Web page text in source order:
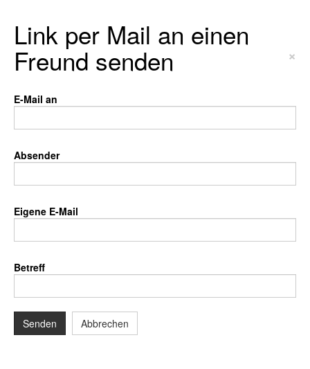
Link per Mail an einen
Freund senden ×
E-Mail an
Absender
Eigene E-Mail
Betreff
Senden Abbrechen